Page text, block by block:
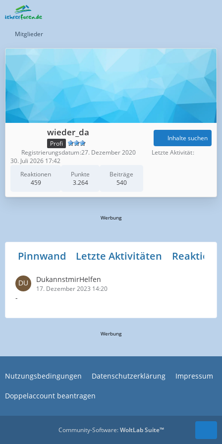
Mitglieder
wieder_da
Profi
Reaktionen
459
Punkte
3.264
Beiträge
540
Inhalte suchen
Registrierungsdatum 27. Dezember 2020
Letzte Aktivität
30. Juli 2026 17:42
Werbung
Pinnwand Letzte Aktivitäten
DukannstmirHelfen
17. Dezember 2023 14:20
-
Werbung
Nutzungsbedingungen Datenschutzerklärung Impressum
Doppelaccount beantragen
Community-Software:WoltLab Suite™